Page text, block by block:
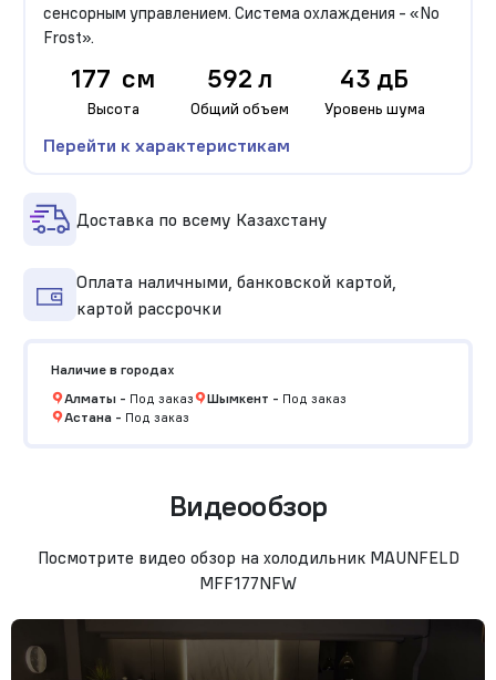
сенсорным управлением. Система охлаждения - «No
Frost».
177 см
Высота
592 л
Общий объем
43 дБ
Уровень шума
Перейти к характеристикам
Доставка по всему Казахстану
Оплата наличными, банковской картой,
картой рассрочки
Наличие в городах
Алматы- Под заказ Шымкент - Под заказ
Астана- Под заказ
Видеообзор
Посмотрите видео обзор на холодильник MAUNFELD
MFF177NFW